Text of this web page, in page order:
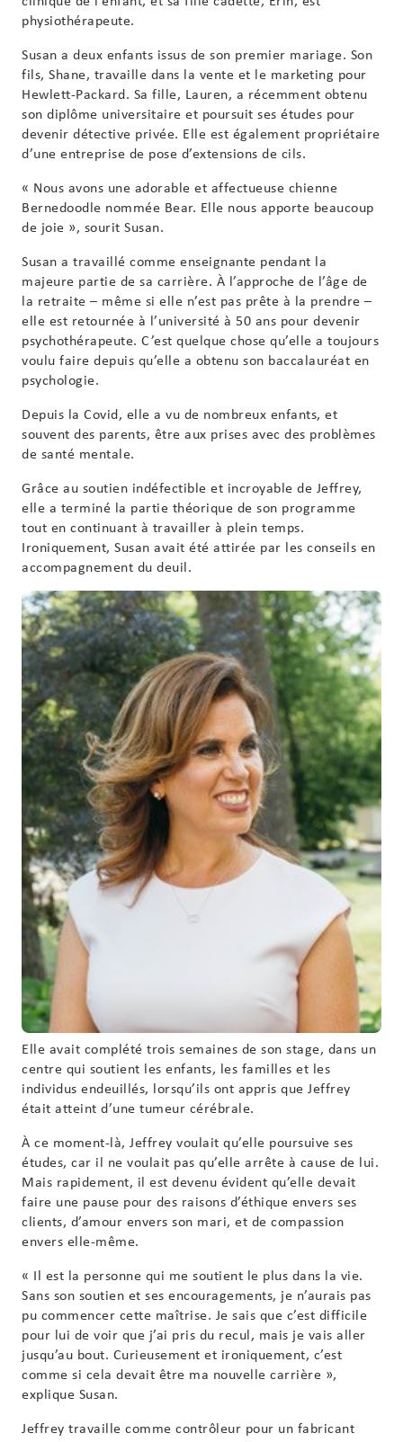
physiothérapeute.
Susan a deux enfants issus de son premier mariage. Son
fils, Shane, travaille dans la vente et le marketing pour
Hewlett-Packard. Sa fille, Lauren, a récemment obtenu
son diplôme universitaire et poursuit ses études pour
devenir détective privée. Elle est également propriétaire
d’une entreprise de pose d’extensions de cils.
« Nous avons une adorable et affectueuse chienne
Bernedoodle nommée Bear. Elle nous apporte beaucoup
de joie », sourit Susan.
Susan a travaillé comme enseignante pendant la
majeure partie de sa carrière. À l’approche de l’âge de
la retraite – même si elle n’est pas prête à la prendre –
elle est retournée à l’université à 50 ans pour devenir
psychothérapeute. C’est quelque chose qu’elle a toujours
voulu faire depuis qu’elle a obtenu son baccalauréat en
psychologie.
Depuis la Covid, elle a vu de nombreux enfants, et
souvent des parents, être aux prises avec des problèmes
de santé mentale.
Grâce au soutien indéfectible et incroyable de Jeffrey,
elle a terminé la partie théorique de son programme
tout en continuant à travailler à plein temps.
Ironiquement, Susan avait été attirée par les conseils en
accompagnement du deuil.
Elle avait complété trois semaines de son stage, dans un
centre qui soutient les enfants, les familles et les
individus endeuillés, lorsqu’ils ont appris que Jeffrey
était atteint d’une tumeur cérébrale.
À ce moment-là, Jeffrey voulait qu’elle poursuive ses
études, car il ne voulait pas qu’elle arrête à cause de lui.
Mais rapidement, il est devenu évident qu’elle devait
faire une pause pour des raisons d’éthique envers ses
clients, d’amour envers son mari, et de compassion
envers elle-même.
« Il est la personne qui me soutient le plus dans la vie.
Sans son soutien et ses encouragements, je n’aurais pas
pu commencer cette maîtrise. Je sais que c’est difficile
pour lui de voir que j’ai pris du recul, mais je vais aller
jusqu’au bout. Curieusement et ironiquement, c’est
comme si cela devait être ma nouvelle carrière »,
explique Susan.
Jeffrey travaille comme contrôleur pour un fabricant